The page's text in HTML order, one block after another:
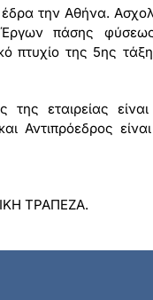
την Αθήνα.
Έργων πάσης
πτυχίο της 5ης
εταιρείας
Αντιπρόεδρος
ΤΡΑΠΕΖΑ.